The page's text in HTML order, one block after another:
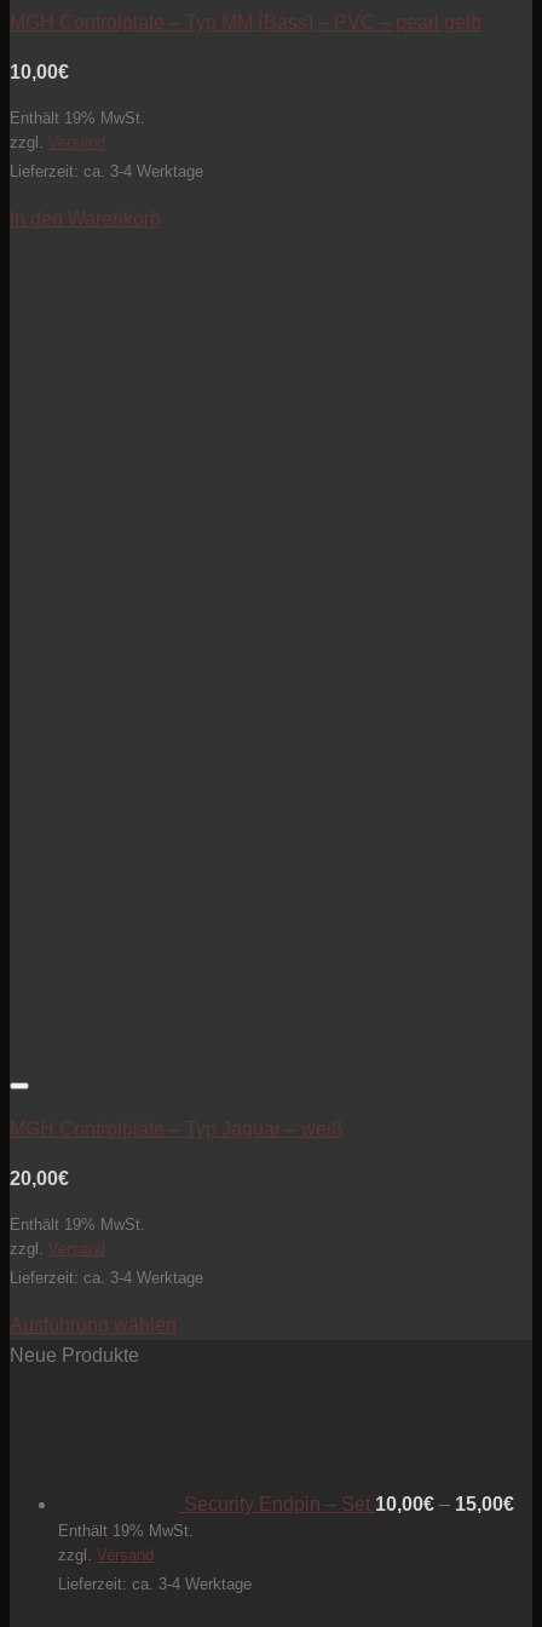
MGH Controlplate – Typ MM (Bass) – PVC – pearl gelb
10,00€
Enthält 19% MwSt.
zzgl. Versand
Lieferzeit: ca. 3-4 Werktage
In den Warenkorb
MGH Controlplate – Typ Jaguar – weiß
20,00€
Enthält 19% MwSt.
zzgl. Versand
Lieferzeit: ca. 3-4 Werktage
Ausführung wählen
Dieses
auf.
Optionen
können
Neue Produkte
Security Endpin – Set 10,00€ – 15,00€
Enthält 19% MwSt.
zzgl. Versand
Lieferzeit: ca. 3-4 Werktage